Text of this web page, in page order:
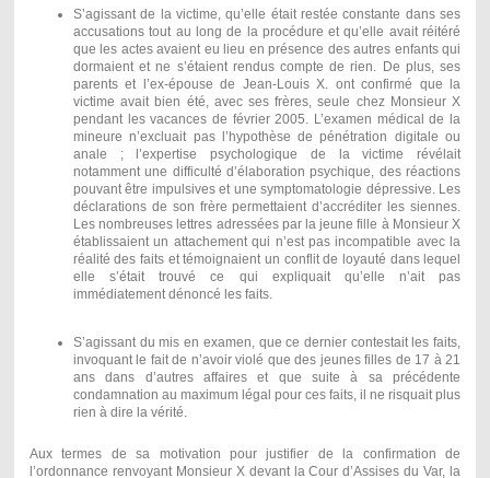
S’agissant de la victime, qu’elle était restée constante dans ses
accusations tout au long de la procédure et qu’elle avait réitéré
que les actes avaient eu lieu en présence des autres enfants qui
dormaient et ne s’étaient rendus compte de rien. De plus, ses
parents et l’ex-épouse de Jean-Louis X. ont confirmé que la
victime avait bien été, avec ses frères, seule chez Monsieur X
pendant les vacances de février 2005. L’examen médical de la
mineure n’excluait pas l’hypothèse de pénétration digitale ou
anale ; l’expertise psychologique de la victime révélait
notamment une difficulté d’élaboration psychique, des réactions
pouvant être impulsives et une symptomatologie dépressive. Les
déclarations de son frère permettaient d’accréditer les siennes.
Les nombreuses lettres adressées par la jeune fille à Monsieur X
établissaient un attachement qui n’est pas incompatible avec la
réalité des faits et témoignaient un conflit de loyauté dans lequel
elle s’était trouvé ce qui expliquait qu’elle n’ait pas
immédiatement dénoncé les faits.
S’agissant du mis en examen, que ce dernier contestait les faits,
invoquant le fait de n’avoir violé que des jeunes filles de 17 à 21
ans dans d’autres affaires et que suite à sa précédente
condamnation au maximum légal pour ces faits, il ne risquait plus
rien à dire la vérité.
Aux termes de sa motivation pour justifier de la confirmation de
l’ordonnance renvoyant Monsieur X devant la Cour d’Assises du Var, la